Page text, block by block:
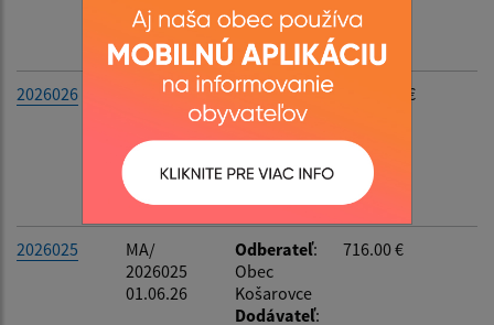
geodetické
práce
2026026
04.05.26
Odberateľ:
Obec
Košarovce
Štefan
Džujka
4 200.00 €
2026025
MA/
2026025
01.06.26
Odberateľ:
Obec
Košarovce
Dodávateľ:
716.00 €